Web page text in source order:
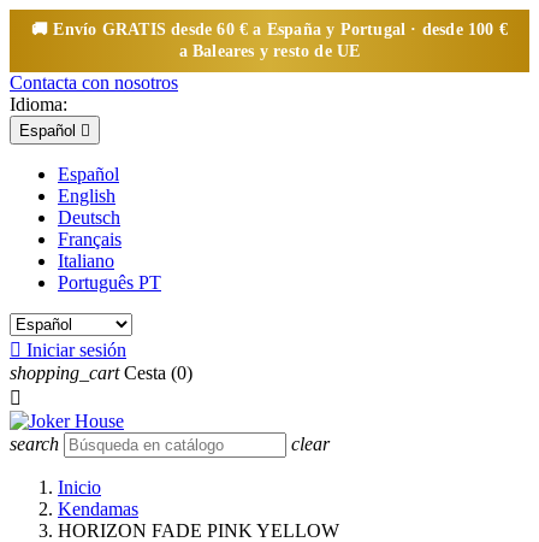
🚚 Envío GRATISdesde 60 € a España y Portugal · desde 100 €
a Baleares y resto de UE
Contacta con nosotros
Idioma:
Español 
Español
English
Deutsch
Français
Italiano
Português PT
 Iniciar sesión
shopping_cart Cesta (0)

search clear
Inicio
Kendamas
HORIZON FADE PINK YELLOW